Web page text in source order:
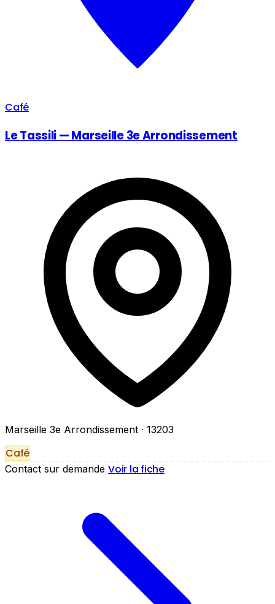
Café
Le Tassili — Marseille 3e Arrondissement
Marseille 3e Arrondissement · 13203
Café
Contact sur demande Voir la fiche